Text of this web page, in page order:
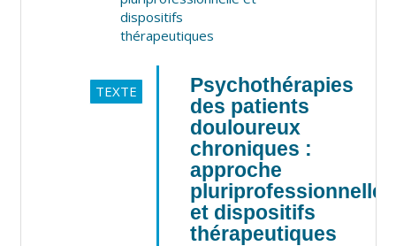
TEXTE
Psychothérapies
des patients
douloureux
chroniques :
approche
pluriprofessionnelle
et dispositifs
thérapeutiques